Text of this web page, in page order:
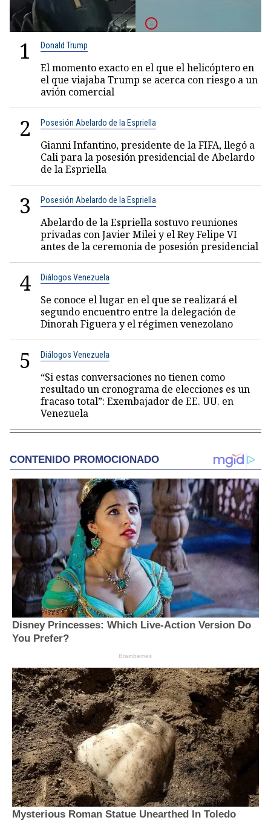
1 Donald Trump
El momento exacto en el que el helicóptero en
el que viajaba Trump se acerca con riesgo a un
avión comercial
2 Posesión Abelardo de la Espriella
Gianni Infantino, presidente de la FIFA, llegó a
Cali para la posesión presidencial de Abelardo
de la Espriella
3 Posesión Abelardo de la Espriella
Abelardo de la Espriella sostuvo reuniones
privadas con Javier Milei y el Rey Felipe VI
antes de la ceremonia de posesión presidencial
4 Diálogos Venezuela
Se conoce el lugar en el que se realizará el
segundo encuentro entre la delegación de
Dinorah Figuera y el régimen venezolano
5 Diálogos Venezuela
“Si estas conversaciones no tienen como
resultado un cronograma de elecciones es un
fracaso total”: Exembajador de EE. UU. en
Venezuela